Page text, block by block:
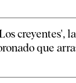
creyentes', la
que